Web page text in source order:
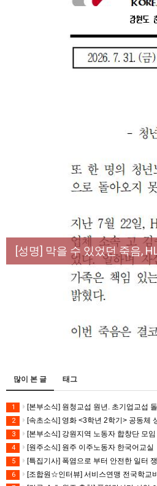
[성명] 막을 수 있었던 죽음,
[산별소식] 건설산업연맹 플
[강릉,속초,원주,춘천] 폭염감
[조합원☆인터뷰] 서비스연
[본부소식] 강원지역 노동자
많이 본 글 태그
1 [본부소식] 원청교섭 원년. 초기업교섭
2 [속초소식] 영화 <3학년 2학기> 공동체
3 [본부소식] 강원지역 노동자 합창단 모임
4 [원주소식] 원주 이주노동자 한국어교실
5 [특집기사] 폭염으로 부터 안전한 일터
6 [조합원☆인터뷰] 서비스연맹 전국학교